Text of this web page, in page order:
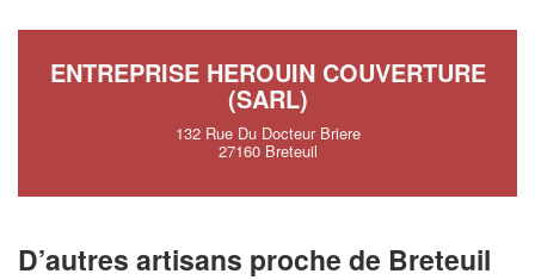
ENTREPRISE HEROUIN COUVERTURE
(SARL)
132 Rue Du Docteur Briere
27160 Breteuil
D’autres artisans proche de Breteuil
En savoir